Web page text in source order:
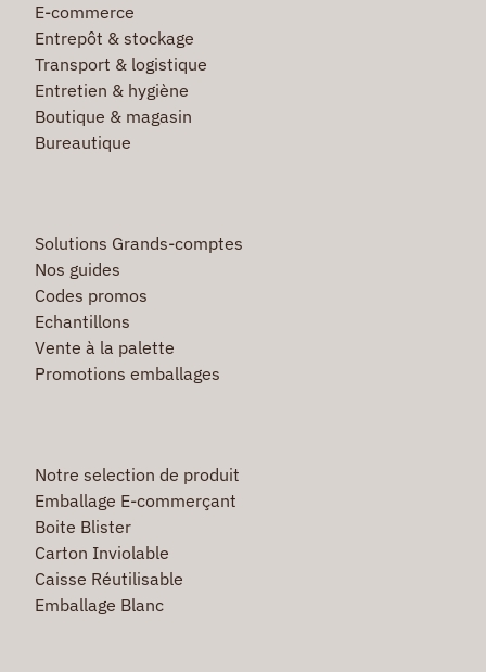
E-commerce
Entrepôt & stockage
Transport & logistique
Entretien & hygiène
Boutique & magasin
Bureautique
Solutions Grands-comptes
Nos guides
Codes promos
Echantillons
Vente à la palette
Promotions emballages
Notre selection de produit
Emballage E-commerçant
Boite Blister
Carton Inviolable
Caisse Réutilisable
Emballage Blanc